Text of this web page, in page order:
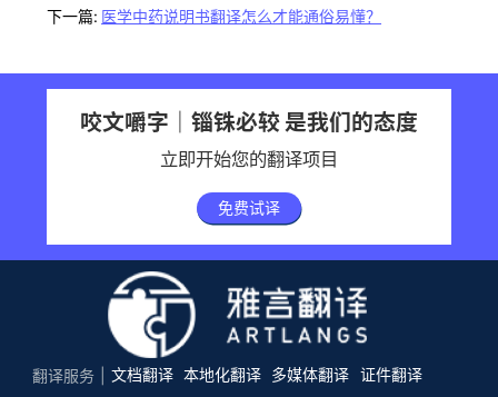
下一篇: 医学中药说明书翻译怎么才能通俗易懂？
咬文嚼字｜锱铢必较 是我们的态度
立即开始您的翻译项目
免费试译
翻译服务 文档翻译 本地化翻译 多媒体翻译 证件翻译